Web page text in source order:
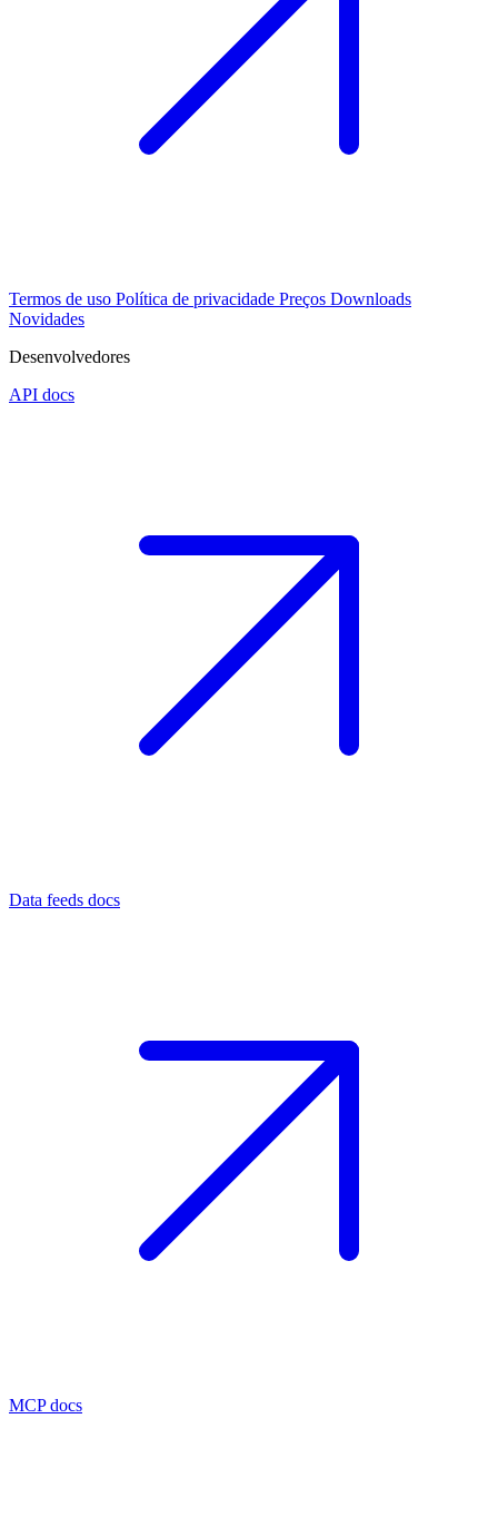
Termos de uso Política de privacidade Preços Downloads
Novidades
Desenvolvedores
API docs
Data feeds docs
MCP docs